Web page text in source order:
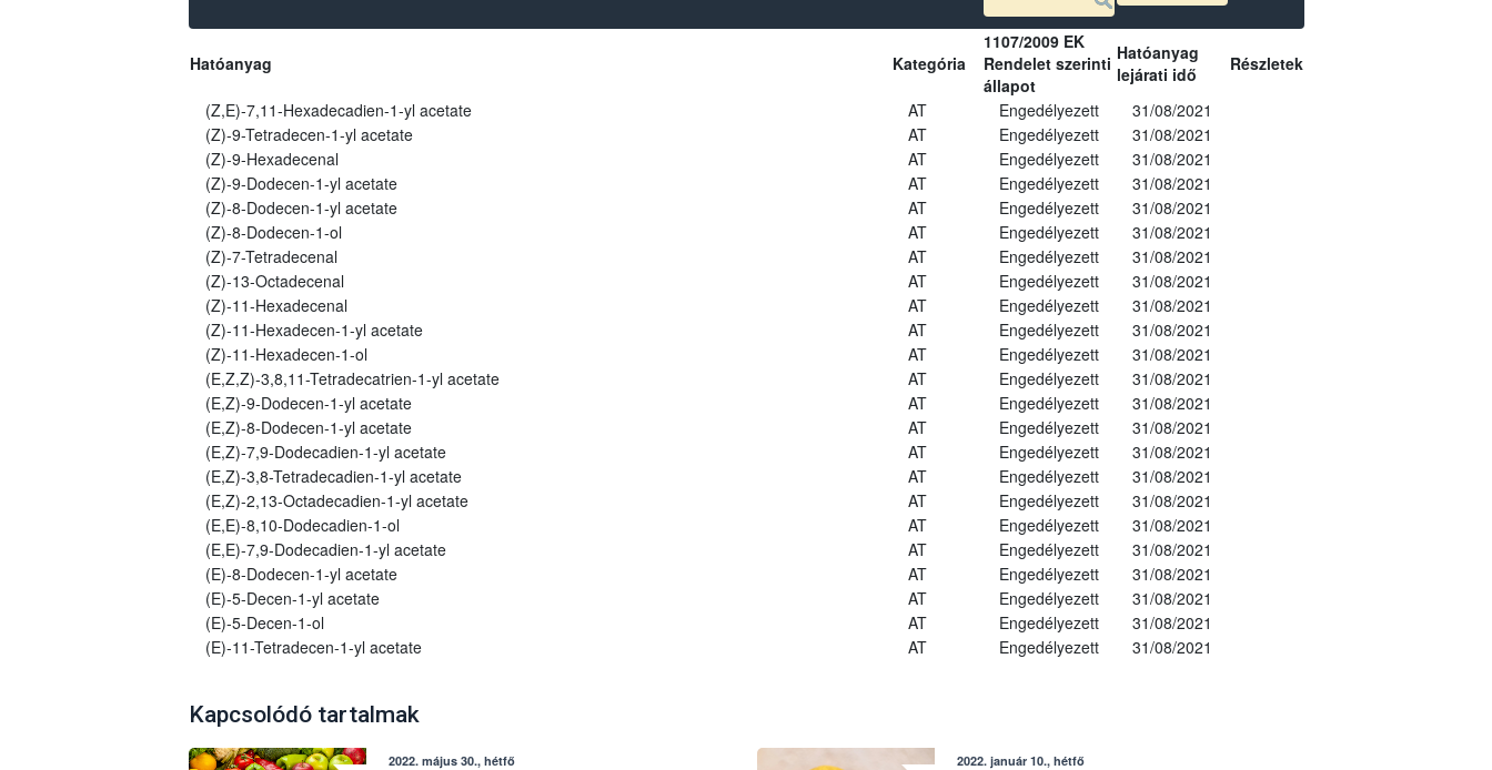
Hatóanyag Kategória
1107/2009 EK
Rendelet szerinti
állapot
Hatóanyag
lejárati idő
Részletek
(Z,E)-7,11-Hexadecadien-1-yl acetate AT Engedélyezett
31/08/2021
(Z)-9-Tetradecen-1-yl acetate
AT Engedélyezett
31/08/2021
(Z)-9-Hexadecenal
AT Engedélyezett
31/08/2021
(Z)-9-Dodecen-1-yl acetate
AT Engedélyezett
31/08/2021
(Z)-8-Dodecen-1-yl acetate
AT Engedélyezett
31/08/2021
(Z)-8-Dodecen-1-ol
AT Engedélyezett
31/08/2021
(Z)-7-Tetradecenal
AT Engedélyezett
31/08/2021
(Z)-13-Octadecenal
AT Engedélyezett
31/08/2021
(Z)-11-Hexadecenal
AT Engedélyezett
31/08/2021
(Z)-11-Hexadecen-1-yl acetate
AT Engedélyezett
31/08/2021
(Z)-11-Hexadecen-1-ol
AT Engedélyezett
31/08/2021
(E,Z,Z)-3,8,11-Tetradecatrien-1-yl acetate
AT Engedélyezett
31/08/2021
(E,Z)-9-Dodecen-1-yl acetate
AT Engedélyezett
31/08/2021
(E,Z)-8-Dodecen-1-yl acetate
AT Engedélyezett
31/08/2021
(E,Z)-7,9-Dodecadien-1-yl acetate
AT Engedélyezett
31/08/2021
(E,Z)-3,8-Tetradecadien-1-yl acetate
AT Engedélyezett
31/08/2021
(E,Z)-2,13-Octadecadien-1-yl acetate
AT Engedélyezett
31/08/2021
(E,E)-8,10-Dodecadien-1-ol
AT Engedélyezett
31/08/2021
(E,E)-7,9-Dodecadien-1-yl acetate
AT Engedélyezett
31/08/2021
(E)-8-Dodecen-1-yl acetate
AT Engedélyezett
31/08/2021
(E)-5-Decen-1-yl acetate
AT Engedélyezett
31/08/2021
(E)-5-Decen-1-ol
AT Engedélyezett
31/08/2021
(E)-11-Tetradecen-1-yl acetate
AT Engedélyezett 31/08/2021
Kapcsolódó tartalmak
2022. május 30., hétfő 2022. január 10., hétfő